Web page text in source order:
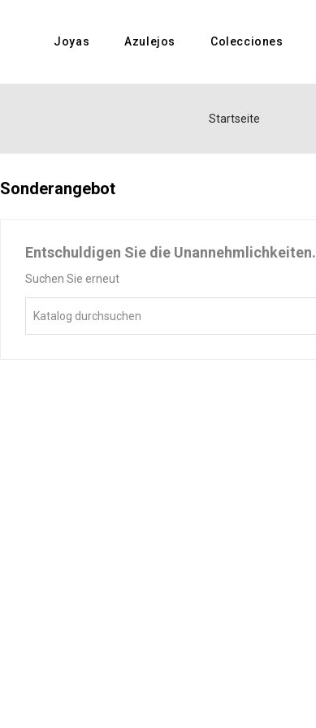
Joyas Azulejos Colecciones
Startseite
Sonderangebot
Entschuldigen Sie die Unannehmlichkeiten.
Suchen Sie erneut